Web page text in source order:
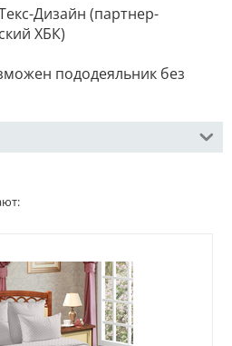
Дизайн (партнер-
ХБК)
пододеяльник без